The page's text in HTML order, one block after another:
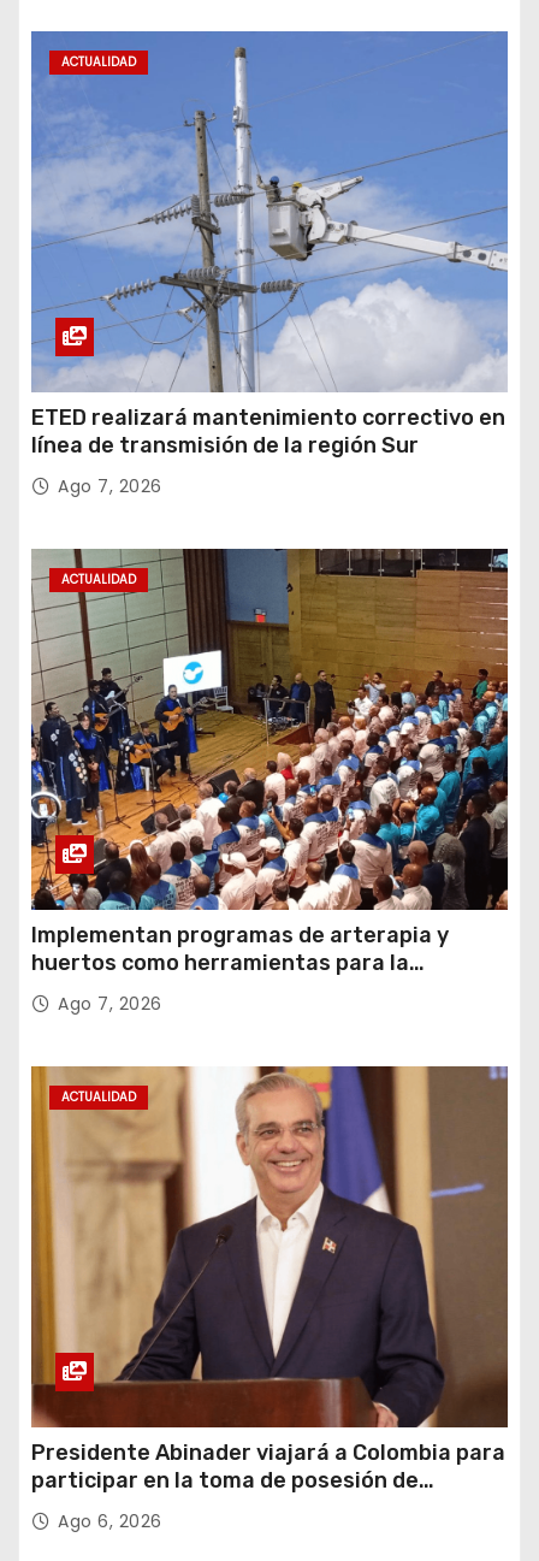
ACTUALIDAD
ETED realizará mantenimiento correctivo en
línea de transmisión de la región Sur
Ago 7, 2026
ACTUALIDAD
Implementan programas de arterapia y
huertos como herramientas para la
recuperación y la inclusión social
Ago 7, 2026
ACTUALIDAD
Presidente Abinader viajará a Colombia para
participar en la toma de posesión de
Abelardo de la Espriella
Ago 6, 2026